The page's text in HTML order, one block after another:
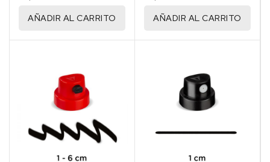
sector automotriz
AÑADIR AL CARRITO
sector automotriz
AÑADIR AL CARRITO